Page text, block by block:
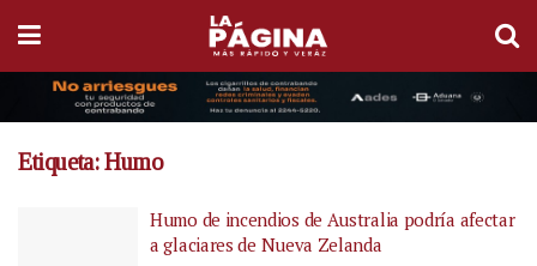
Etiqueta:Humo
Humo de incendios de Australia podría afectar
a glaciares de Nueva Zelanda